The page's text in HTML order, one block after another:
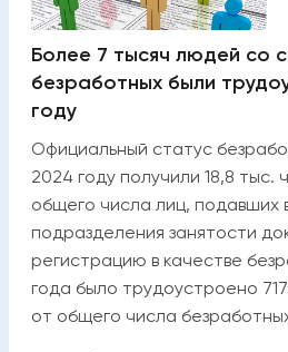
Более 7 тысяч людей со
безработных были
году
Официальный статус
2024 году получили 18,8 тыс.
общего числа лиц, подавших
подразделения занятости
регистрацию в качестве
года было трудоустроено
от общего числа